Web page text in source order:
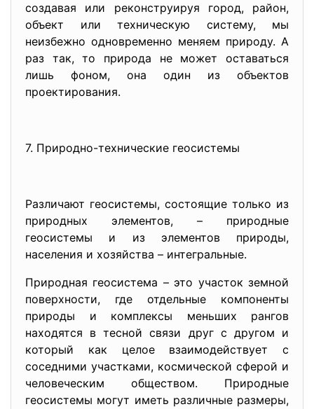
создавая или реконструируя город, район,
объект или техническую систему, мы
неизбежно одновременно меняем природу. А
раз так, то природа не может оставаться
лишь фоном, она один из объектов
проектирования.
7. Природно-технические геосистемы
Различают геосистемы, состоящие только из
природных элементов, – природные
геосистемы и из элементов природы,
населения и хозяйства – интегральные.
Природная геосистема – это участок земной
поверхности, где отдельные компоненты
природы и комплексы меньших рангов
находятся в тесной связи друг с другом и
который как целое взаимодействует с
соседними участками, космической сферой и
человеческим обществом. Природные
геосистемы могут иметь различные размеры,